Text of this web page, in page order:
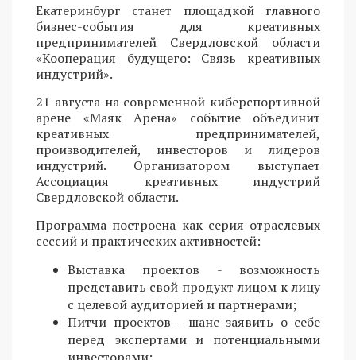
Екатеринбург станет площадкой главного
бизнес-события для креативных
предпринимателей Свердловской области
«Кооперация будущего: Связь креативных
индустрий».
21 августа на современной киберспортивной
арене «Маяк Арена» событие объединит
креативных предпринимателей,
производителей, инвесторов и лидеров
индустрий. Организатором выступает
Ассоциация креативных индустрий
Свердловской области.
Программа построена как серия отраслевых
сессий и практических активностей:
Выставка проектов - возможность
представить свой продукт лицом к лицу
с целевой аудиторией и партнерами;
Питчи проектов - шанс заявить о себе
перед экспертами и потенциальными